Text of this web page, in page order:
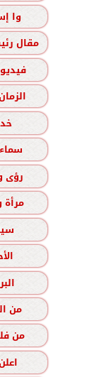
وا
مقال
رؤى
من
من